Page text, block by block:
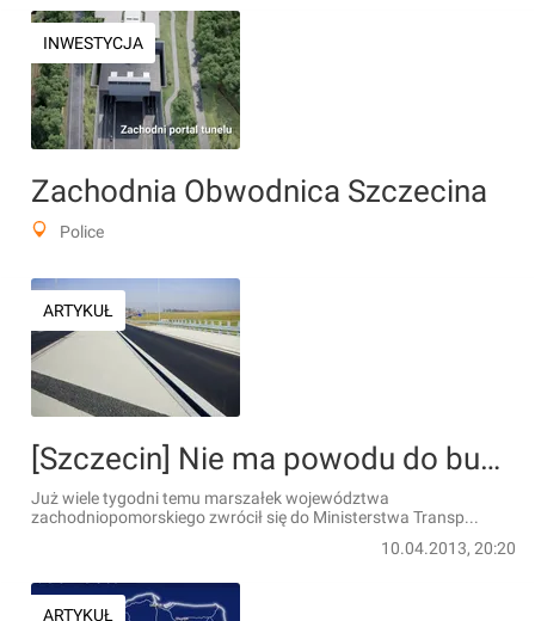
INWESTYCJA
Zachodnia Obwodnica Szczecina
Police
ARTYKUŁ
[Szczecin] Nie ma powodu do budowy zachodniej obwodnicy?
Już wiele tygodni temu marszałek województwa
zachodniopomorskiego zwrócił się do Ministerstwa Transp...
10.04.2013, 20:20
ARTYKUŁ